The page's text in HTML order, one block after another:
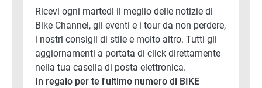
Ricevi ogni martedì il meglio delle notizie di
Bike Channel, gli eventi e i tour da non perdere,
i nostri consigli di stile e molto altro. Tutti gli
aggiornamenti a portata di click direttamente
nella tua casella di posta elettronica.
In regalo per te l'ultimo numero di BIKE